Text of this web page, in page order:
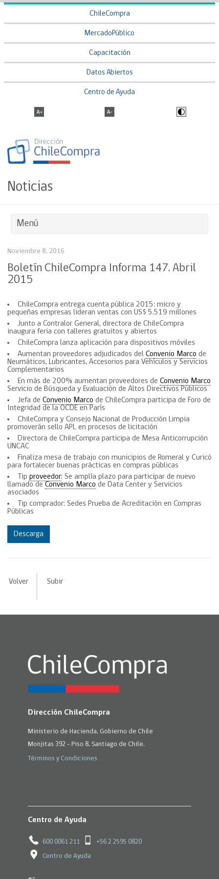
ChileCompra
MercadoPúblico
Capacitación
Datos Abiertos
Centro de Ayuda
Noticias
Menú
Noviembre 8, 2016
Boletín ChileCompra Informa 147. Abril
2015
ChileCompra entrega cuenta pública 2015: micro y
pequeñas empresas lideran ventas con US$ 5.519 millones
Junto a Contralor General, directora de ChileCompra
inaugura feria con talleres gratuitos y abiertos
ChileCompra lanza aplicación para dispositivos móviles
Aumentan proveedores adjudicados del Convenio Marco de
Neumáticos, Lubricantes, Accesorios para Vehículos y Servicios
Complementarios
En más de 200% aumentan proveedores de Convenio Marco
Servicio de Búsqueda y Evaluación de Altos Directivos Públicos
Jefa de Convenio Marco de ChileCompra participa de Foro de
Integridad de la OCDE en París
ChileCompra y Consejo Nacional de Producción Limpia
promoverán sello APL en procesos de licitación
Directora de ChileCompra participa de Mesa Anticorrupción
UNCAC
Finaliza mesa de trabajo con municipios de Romeral y Curicó
para fortalecer buenas prácticas en compras públicas
Tip proveedor: Se amplía plazo para participar de nuevo
llamado de Convenio Marco de Data Center y Servicios
asociados
Tip comprador: Sedes Prueba de Acreditación en Compras
Públicas
Descarga
Volver Subir
Dirección ChileCompra
Ministerio de Hacienda, Gobierno de Chile
Monjitas 392 - Piso 8, Santiago de Chile.
Términos y Condiciones
Centro de Ayuda
600 0061 211 +56 2 2595 0820
Centro de Ayuda